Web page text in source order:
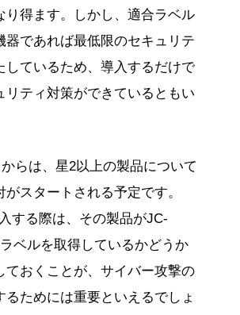
り得ます。しかし、適合ラベル
器であれば最低限のセキュリテ
しているため、導入するだけで
リティ対策ができているともい
らは、星2以上の製品について
がスタートされる予定です。
する際は、その製品がJC-
ベルを取得しているかどうか
ておくことが、サイバー攻撃の
るためには重要といえるでしょ